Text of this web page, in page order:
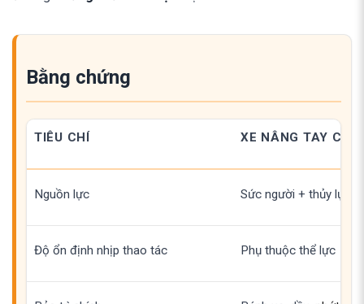
Bằng chứng
TIÊU CHÍ XE NÂNG TAY CƠ
Nguồn lực Sức người + thủy lực
Độ ổn định nhịp thao tác Phụ thuộc thể lực